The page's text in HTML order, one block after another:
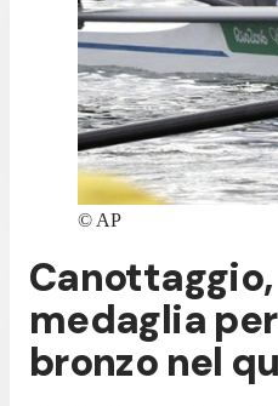
© AP
medaglia
bronzo nel